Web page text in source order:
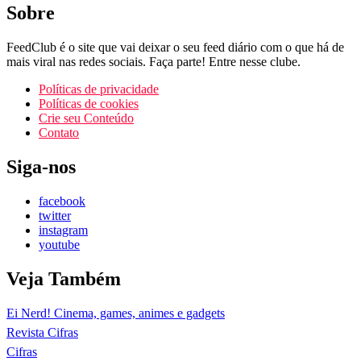
Sobre
FeedClub é o site que vai deixar o seu feed diário com o que há de
mais viral nas redes sociais. Faça parte! Entre nesse clube.
Políticas de privacidade
Políticas de cookies
Crie seu Conteúdo
Contato
Siga-nos
facebook
twitter
instagram
youtube
Veja Também
Ei Nerd! Cinema, games, animes e gadgets
Revista Cifras
Cifras